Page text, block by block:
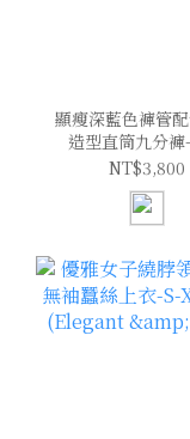
顯瘦深藍色褲管
造型直筒九分褲
(Elegant &
NT$3,800